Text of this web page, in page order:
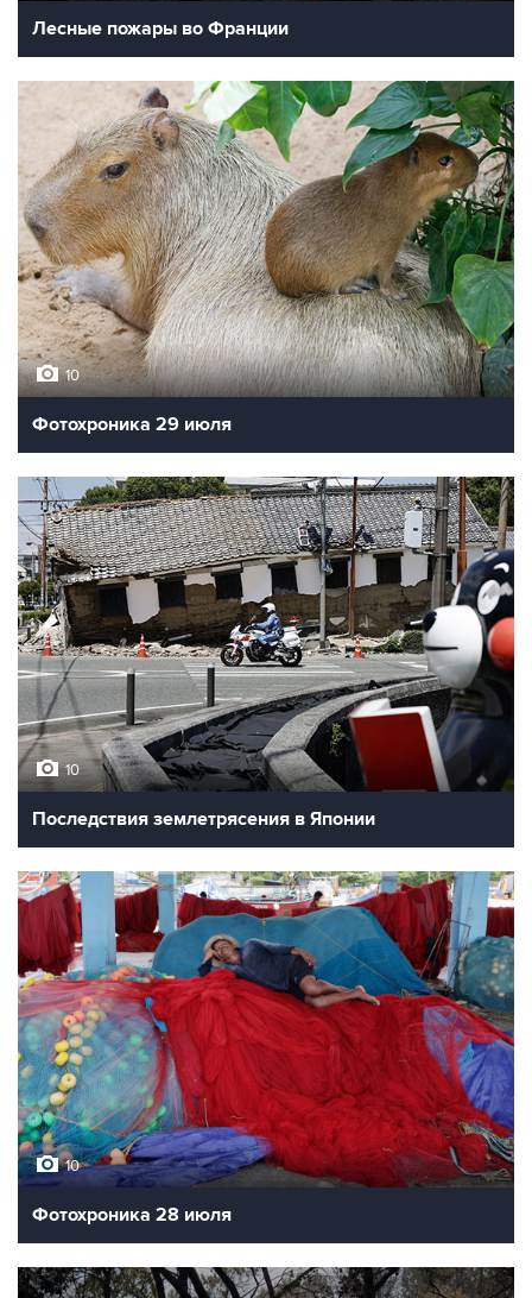
Лесные пожары во Франции
10
Фотохроника 29 июля
10
Последствия землетрясения в Японии
10
Фотохроника 28 июля